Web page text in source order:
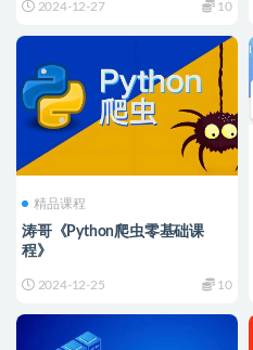
2024-12-27 10
精品课程
涛哥《Python爬虫零基础课
程》
2024-12-25 10